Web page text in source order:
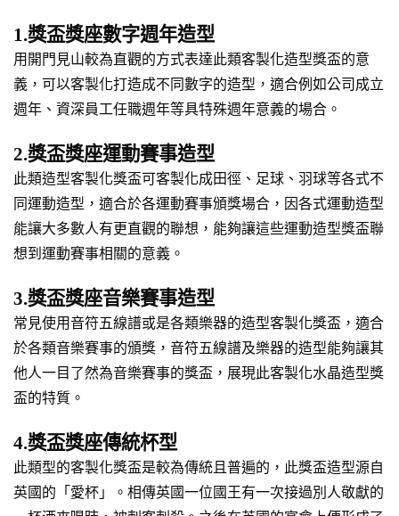
1.獎盃獎座數字週年造型
用開門見山較為直觀的方式表達此類客製化造型獎盃的意
義，可以客製化打造成不同數字的造型，適合例如公司成立
週年、資深員工任職週年等具特殊週年意義的場合。
2.獎盃獎座運動賽事造型
此類造型客製化獎盃可客製化成田徑、足球、羽球等各式不
同運動造型，適合於各運動賽事頒獎場合，因各式運動造型
能讓大多數人有更直觀的聯想，能夠讓這些運動造型獎盃聯
想到運動賽事相關的意義。
3.獎盃獎座音樂賽事造型
常見使用音符五線譜或是各類樂器的造型客製化獎盃，適合
於各類音樂賽事的頒獎，音符五線譜及樂器的造型能夠讓其
他人一目了然為音樂賽事的獎盃，展現此客製化水晶造型獎
盃的特質。
4.獎盃獎座傳統杯型
此類型的客製化獎盃是較為傳統且普遍的，此獎盃造型源自
英國的「愛杯」。相傳英國一位國王有一次接過別人敬獻的